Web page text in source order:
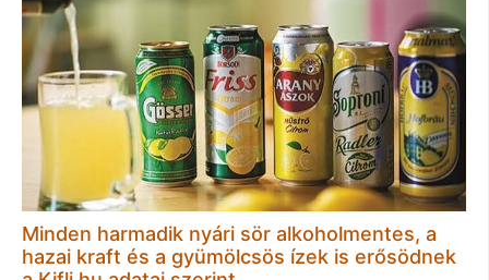
Minden harmadik nyári sör alkoholmentes, a
hazai kraft és a gyümölcsös ízek is erősödnek